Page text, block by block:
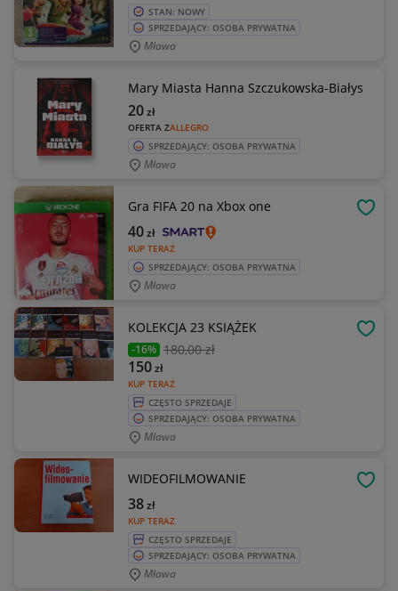
STAN: NOWY
SPRZEDAJĄCY: OSOBA PRYWATNA
Mława
Mary Miasta Hanna Szczukowska-Białys
OFERTA ZALLEGRO
20zł
SPRZEDAJĄCY: OSOBA PRYWATNA
Mława
Gra FIFA 20 na Xbox one
KUP TERAZ
40zł
SPRZEDAJĄCY: OSOBA PRYWATNA
Mława
KOLEKCJA 23 KSIĄŻEK
-16% 180,00 zł
KUP TERAZ
150zł
CZĘSTO SPRZEDAJE
SPRZEDAJĄCY: OSOBA PRYWATNA
Mława
WIDEOFILMOWANIE
KUP TERAZ
38zł
CZĘSTO SPRZEDAJE
SPRZEDAJĄCY: OSOBA PRYWATNA
Mława